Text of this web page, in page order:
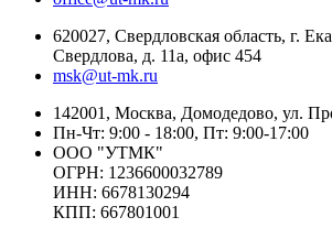
620027, Свердловская область, г.
Свердлова, д. 11а, офис 454
msk@ut-mk.ru
142001, Москва, Домодедово, ул.
Пн-Чт: 9:00 - 18:00, Пт: 9:00-17:00
ООО "УТМК"
ОГРН: 1236600032789
ИНН: 6678130294
КПП: 667801001